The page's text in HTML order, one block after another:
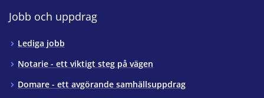
Jobb och uppdrag
Lediga jobb
Notarie - ett viktigt steg på vägen
Domare - ett avgörande samhällsuppdrag